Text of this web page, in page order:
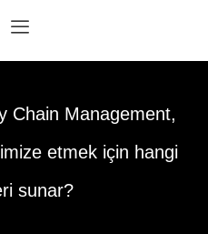
Chain Management,
etmek için hangi
sunar?